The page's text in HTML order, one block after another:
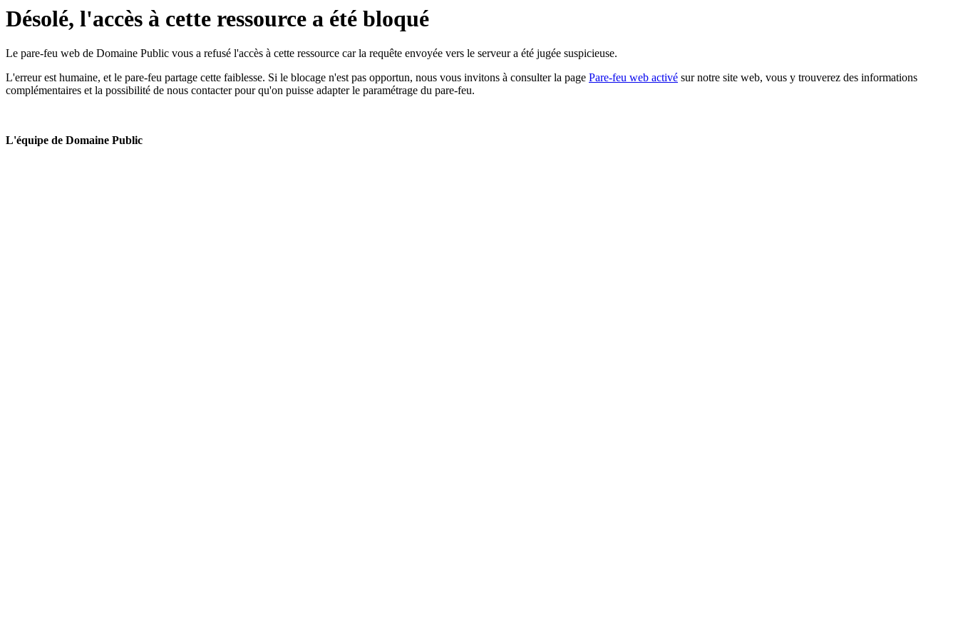
Désolé, l'accès à cette ressource a été bloqué
Le pare-feu web de Domaine Public vous a refusé l'accès à cette ressource car la requête envoyée vers le serveur a été jugée suspicieuse.
L'erreur est humaine, et le pare-feu partage cette faiblesse. Si le blocage n'est pas opportun, nous vous invitons à consulter la page Pare-feu web activé sur notre site web, vous y trouverez des informations
complémentaires et la possibilité de nous contacter pour qu'on puisse adapter le paramétrage du pare-feu.
L'équipe de Domaine Public